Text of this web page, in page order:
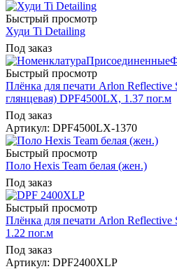
Быстрый просмотр
Худи Ti Detailing
Под заказ
Быстрый просмотр
Плёнка для печати Arlon Reflective
глянцевая) DPF4500LX, 1.37 пог.м
Под заказ
Артикул: DPF4500LX-1370
Быстрый просмотр
Поло Hexis Team белая (жен.)
Под заказ
Быстрый просмотр
Плёнка для печати Arlon Reflective
1.22 пог.м
Под заказ
Артикул: DPF2400XLP